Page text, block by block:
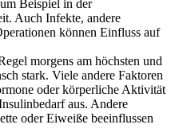
Beispiel in der
Auch Infekte, andere
können Einfluss auf
morgens am höchsten und
stark. Viele andere Faktoren
oder körperliche Aktivität
aus. Andere
oder Eiweiße beeinflussen